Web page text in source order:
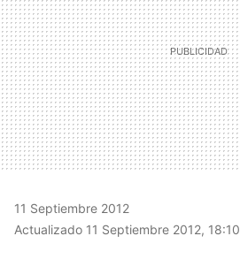
11 Septiembre 2012
Actualizado 11 Septiembre 2012, 18:10